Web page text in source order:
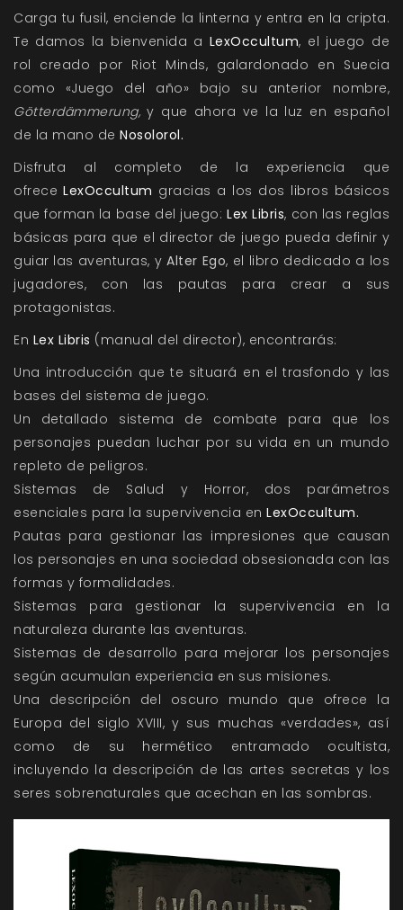
Carga tu fusil, enciende la linterna y entra en la cripta.
Te damos la bienvenida a LexOccultum, el juego de
rol creado por Riot Minds, galardonado en Suecia
como «Juego del año» bajo su anterior nombre,
Götterdämmerung,y que ahora ve la luz en español
de la mano de Nosolorol.
Disfruta al completo de la experiencia que
ofreceLexOccultum gracias a los dos libros básicos
que forman la base del juego:Lex Libris, con las reglas
básicas para que el director de juego pueda definir y
guiar las aventuras, yAlter Ego, el libro dedicado a los
jugadores, con las pautas para crear a sus
protagonistas.
En Lex Libris (manual del director), encontrarás:
Una introducción que te situará en el trasfondo y las
bases del sistema de juego.
Un detallado sistema de combate para que los
personajes puedan luchar por su vida en un mundo
repleto de peligros.
Sistemas de Salud y Horror, dos parámetros
esenciales para la supervivencia en LexOccultum.
Pautas para gestionar las impresiones que causan
los personajes en una sociedad obsesionada con las
formas y formalidades.
Sistemas para gestionar la supervivencia en la
naturaleza durante las aventuras.
Sistemas de desarrollo para mejorar los personajes
según acumulan experiencia en sus misiones.
Una descripción del oscuro mundo que ofrece la
Europa del siglo XVIII, y sus muchas «verdades», así
como de su hermético entramado ocultista,
incluyendo la descripción de las artes secretas y los
seres sobrenaturales que acechan en las sombras.